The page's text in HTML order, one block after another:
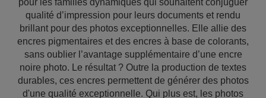
pour les familles dynamiques qui souhaitent conjuguer
qualité d’impression pour leurs documents et rendu
brillant pour des photos exceptionnelles. Elle allie des
encres pigmentaires et des encres à base de colorants,
sans oublier l’avantage supplémentaire d’une encre
noire photo. Le résultat ? Outre la production de textes
durables, ces encres permettent de générer des photos
d'une qualité exceptionnelle. Qui plus est, les photos